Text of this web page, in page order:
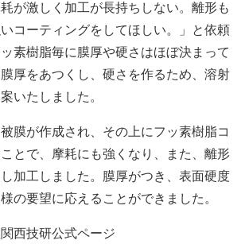
が激しく加工が長持ちしない。離形も
コーティングをしてほしい。」と依頼
素樹脂毎に膜厚や硬さはほぼ決まって
厚をあつくし、硬さを作るため、溶射
いたしました。
膜が作成され、その上にフッ素樹脂コ
とで、摩耗にも強くなり、また、離形
加工しました。膜厚がつき、表面硬度
の要望に応えることができました。
西技研公式ページ